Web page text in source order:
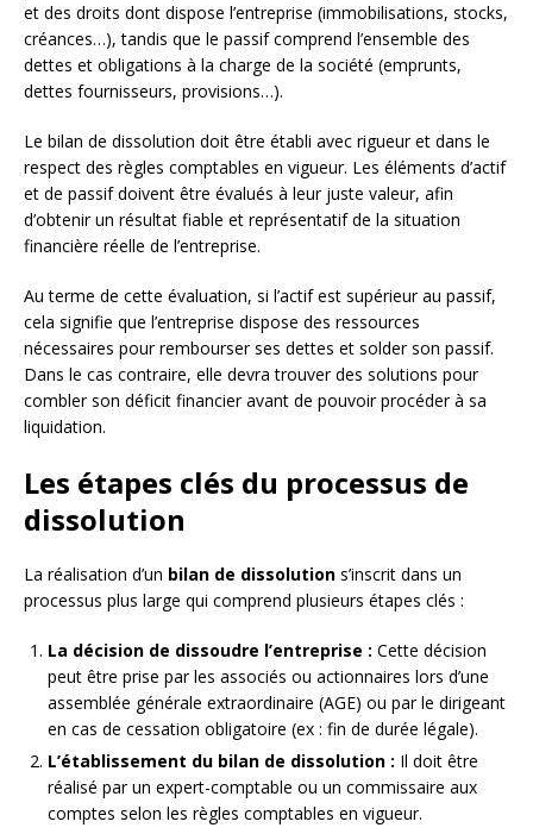
et des droits dont dispose l’entreprise (immobilisations, stocks,
créances…), tandis que le passif comprend l’ensemble des
dettes et obligations à la charge de la société (emprunts,
dettes fournisseurs, provisions…).
Le bilan de dissolution doit être établi avec rigueur et dans le
respect des règles comptables en vigueur. Les éléments d’actif
et de passif doivent être évalués à leur juste valeur, afin
d’obtenir un résultat fiable et représentatif de la situation
financière réelle de l’entreprise.
Au terme de cette évaluation, si l’actif est supérieur au passif,
cela signifie que l’entreprise dispose des ressources
nécessaires pour rembourser ses dettes et solder son passif.
Dans le cas contraire, elle devra trouver des solutions pour
combler son déficit financier avant de pouvoir procéder à sa
liquidation.
Les étapes clés du processus de
dissolution
La réalisation d’un bilan de dissolution s’inscrit dans un
processus plus large qui comprend plusieurs étapes clés :
La décision de dissoudre l’entreprise : Cette décision
peut être prise par les associés ou actionnaires lors d’une
assemblée générale extraordinaire (AGE) ou par le dirigeant
en cas de cessation obligatoire (ex : fin de durée légale).
L’établissement du bilan de dissolution : Il doit être
réalisé par un expert-comptable ou un commissaire aux
comptes selon les règles comptables en vigueur.